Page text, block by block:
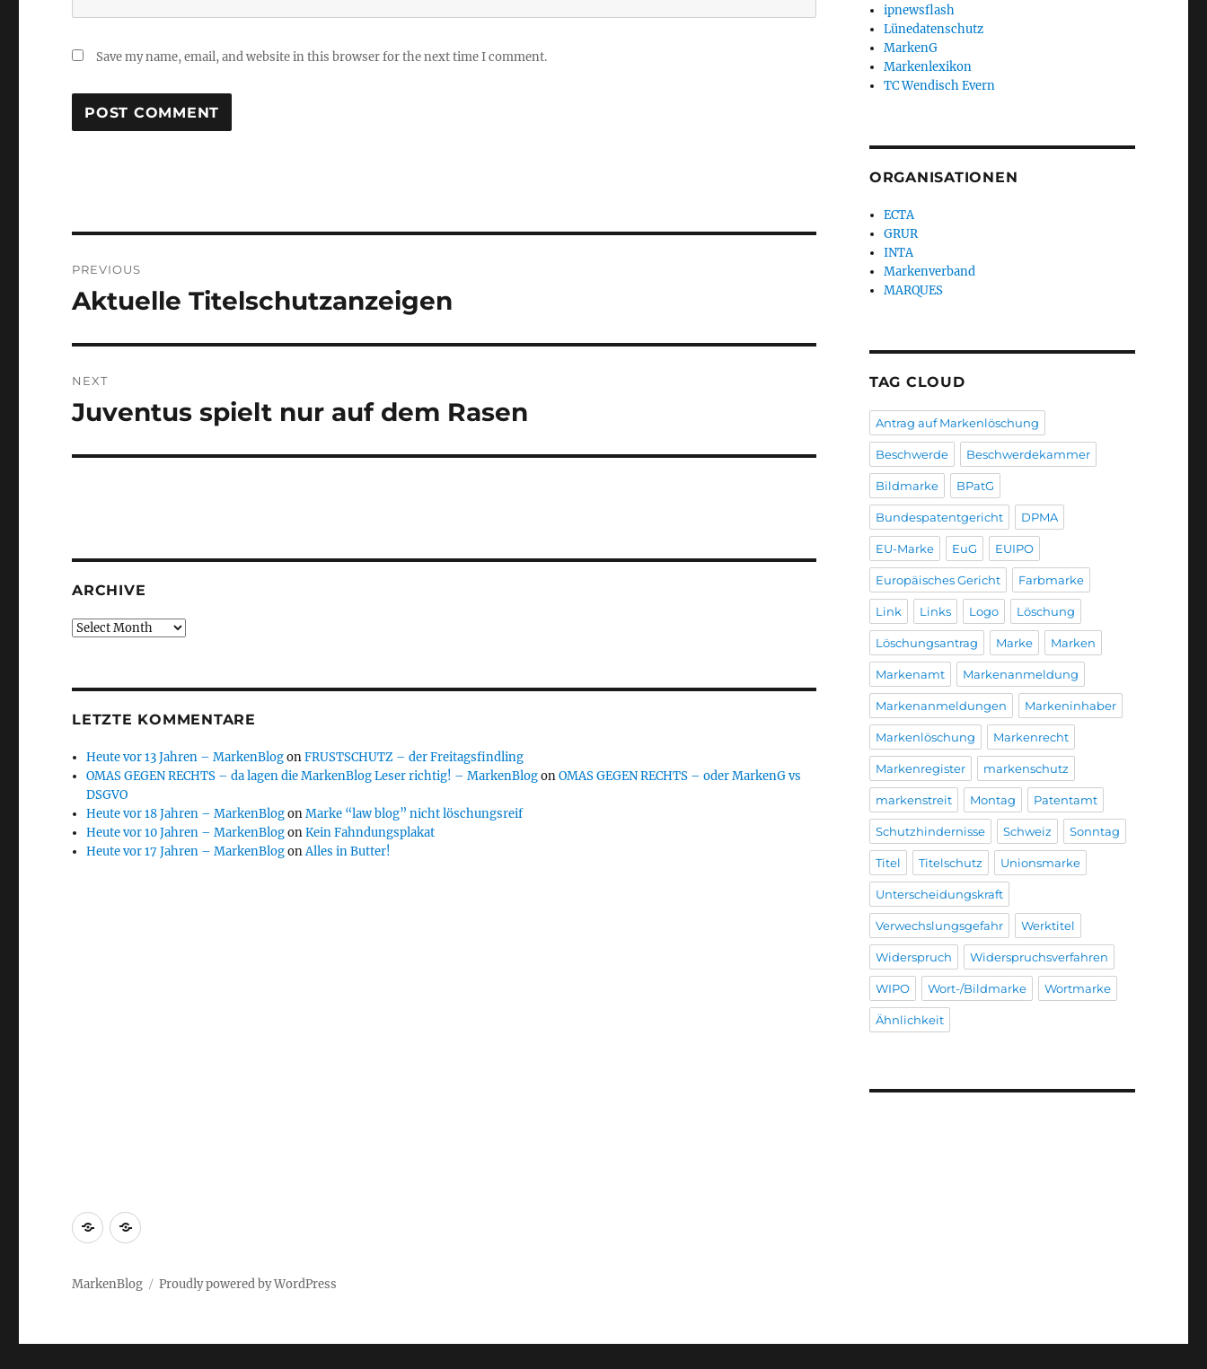
Save my name, email, and website in this browser for the next time I comment.
navigation
PREVIOUS
Previous
Aktuelle Titelschutzanzeigen
NEXT
Next
Juventus spielt nur auf dem Rasen
ARCHIVE
Archive
LETZTE KOMMENTARE
Heute vor 13 Jahren – MarkenBlogonFRUSTSCHUTZ – der Freitagsfindling
OMAS GEGEN RECHTS – da lagen die MarkenBlog Leser richtig! – MarkenBlogonOMAS GEGEN RECHTS – oder MarkenG vs
DSGVO
Heute vor 18 Jahren – MarkenBlogonMarke “law blog” nicht löschungsreif
Heute vor 10 Jahren – MarkenBlogonKein Fahndungsplakat
Heute vor 17 Jahren – MarkenBlogonAlles in Butter!
ipnewsflash
Lünedatenschutz
MarkenG
Markenlexikon
TC Wendisch Evern
ORGANISATIONEN
ECTA
GRUR
INTA
Markenverband
MARQUES
TAG CLOUD
Antrag auf Markenlöschung
Beschwerde Beschwerdekammer
Bildmarke BPatG
Bundespatentgericht DPMA
EU-Marke EuG EUIPO
Europäisches Gericht Farbmarke
Link Links Logo Löschung
Löschungsantrag Marke Marken
Markenamt Markenanmeldung
Markenanmeldungen Markeninhaber
Markenlöschung Markenrecht
Markenregister markenschutz
markenstreit Montag Patentamt
Schutzhindernisse Schweiz Sonntag
Titel Titelschutz Unionsmarke
Unterscheidungskraft
Verwechslungsgefahr Werktitel
Widerspruch Widerspruchsverfahren
WIPO Wort-/Bildmarke Wortmarke
Ähnlichkeit
Markenrecherche
Gastbeiträge
MarkenBlog Proudly powered by WordPress